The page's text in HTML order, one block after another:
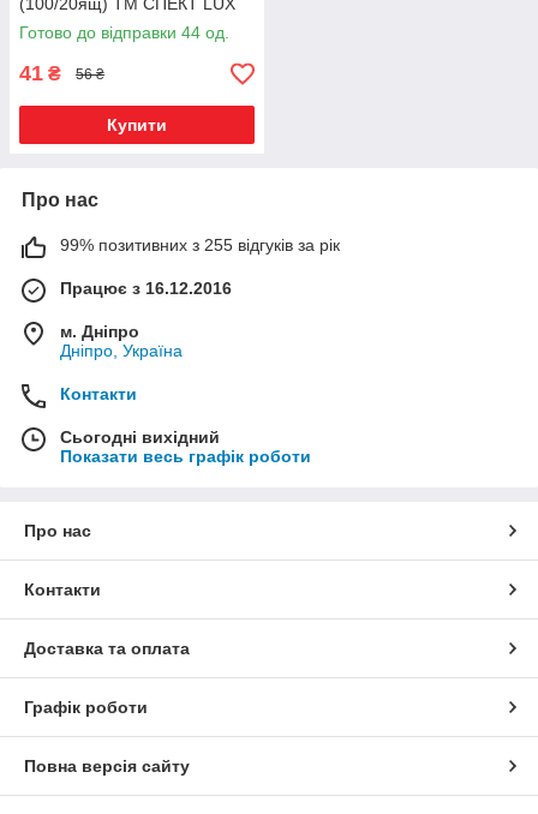
(100/20ящ) ТМ СПЕКТ LUX
Готово до відправки 44 од.
41 ₴ 56 ₴
Купити
Про нас
99% позитивних з 255 відгуків за рік
Працює з 16.12.2016
м. Дніпро
Дніпро, Україна
Контакти
Сьогодні вихідний
Показати весь графік роботи
Про нас
Контакти
Доставка та оплата
Графік роботи
Повна версія сайту